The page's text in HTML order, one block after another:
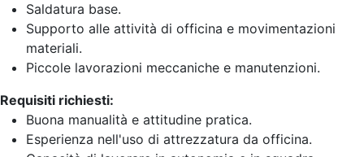
Saldatura base.
Supporto alle attività di officina e movimentazioni
materiali.
Piccole lavorazioni meccaniche e manutenzioni.
Requisiti richiesti:
Buona manualità e attitudine pratica.
Esperienza nell'uso di attrezzatura da officina.